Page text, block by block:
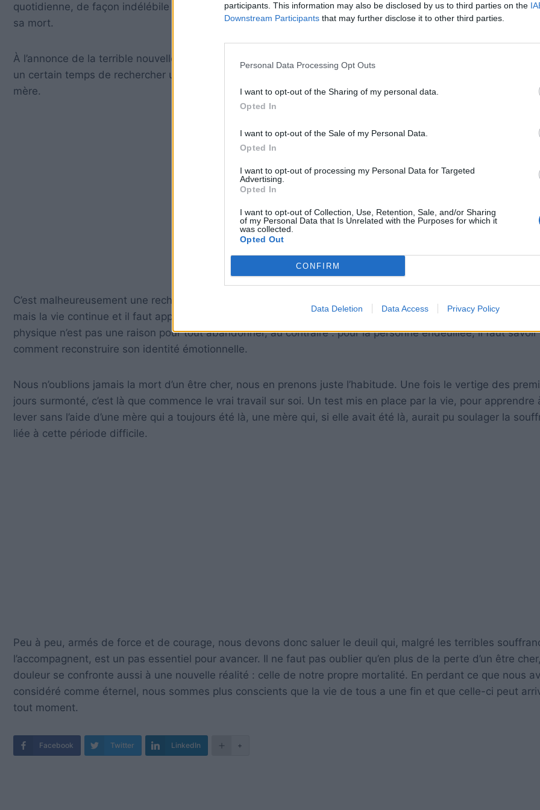
participants. This information may also be disclosed by us to third parties on the
Downstream Participants that may further disclose it to other third parties.
Personal Data Processing Opt Outs
I want to opt-out of the Sharing of my personal data.
Opted In
I want to opt-out of the Sale of my Personal Data.
Opted In
I want to opt-out of processing my Personal Data for Targeted
Advertising.
Opted In
I want to opt-out of Collection, Use, Retention, Sale, and/or Sharing
of my Personal Data that Is Unrelated with the Purposes for which it
was collected.
Opted Out
CONFIRM
Data Deletion Data Access Privacy Policy
quotidienne, de façon indélébile et immuable, pour nous rappeler que nous ne sommes jamais seuls, même
sa mort.
À l’annonce de la terrible nouvelle, il nous semblera que le monde s’est effondré sur nous, et il sera normal
un certain temps de rechercher un pilier solide, une présence rassurante, un amour fort comme celui de notre
mère.
C’est malheureusement une recherche difficile car, bien sûr, personne ne peut remplacer la présence d’une
mais la vie continue et il faut apprendre à vivre sans elle, faire de son mieux et garder à l’esprit que son
physique n’est pas une raison pour tout abandonner, au contraire : pour la personne endeuillée, il faut savoir
comment reconstruire son identité émotionnelle.
Nous n’oublions jamais la mort d’un être cher, nous en prenons juste l’habitude. Une fois le vertige des
jours surmonté, c’est là que commence le vrai travail sur soi. Un test mis en place par la vie, pour apprendre
lever sans l’aide d’une mère qui a toujours été là, une mère qui, si elle avait été là, aurait pu soulager la
liée à cette période difficile.
Peu à peu, armés de force et de courage, nous devons donc saluer le deuil qui, malgré les terribles
l’accompagnent, est un pas essentiel pour avancer. Il ne faut pas oublier qu’en plus de la perte d’un être
douleur se confronte aussi à une nouvelle réalité : celle de notre propre mortalité. En perdant ce que nous
considéré comme éternel, nous sommes plus conscients que la vie de tous a une fin et que celle-ci peut
tout moment.
Facebook Twitter LinkedIn +